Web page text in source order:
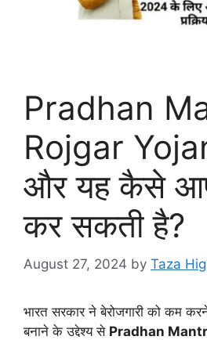
Pradhan
Rojgar
और यह कैसे
कर सकती है?
August 27, 2024 by Taza
भारत सरकार ने बेरोजगारी को कम
बनाने के उद्देश्य से Pradhan